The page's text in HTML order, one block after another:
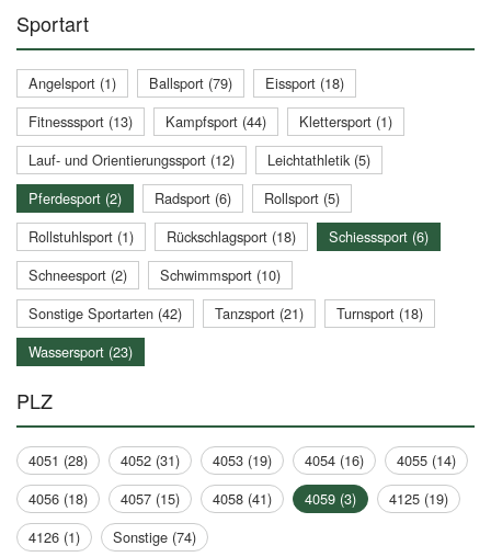
Sportart
Angelsport (1) Ballsport (79)
Eissport (18)
Fitnesssport (13)
Kampfsport (44)
Klettersport (1)
Lauf- und Orientierungssport (12)
Leichtathletik (5)
Pferdesport (2)
Radsport (6)
Rollsport (5)
Rollstuhlsport (1)
Rückschlagsport (18)
Schiesssport (6)
Schneesport (2)
Schwimmsport (10)
Sonstige Sportarten (42)
Tanzsport (21)
Turnsport (18)
Wassersport (23)
PLZ
4051 (28) 4052 (31) 4053 (19) 4054 (16)
4055 (14)
4056 (18)
4057 (15) 4058 (41) 4059 (3)
4125 (19)
4126 (1)
Sonstige (74)